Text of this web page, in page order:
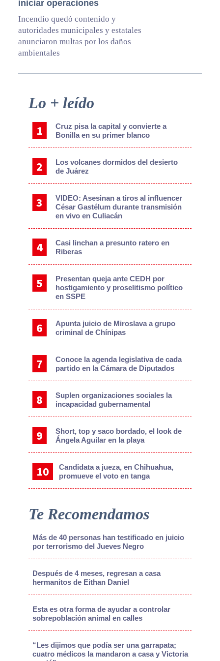
iniciar operaciones
Incendio quedó contenido y
autoridades municipales y estatales
anunciaron multas por los daños
ambientales
Primary
Sidebar
Lo + leído
Cruz pisa la capital y convierte a
Bonilla en su primer blanco
Los volcanes dormidos del desierto
de Juárez
VIDEO: Asesinan a tiros al influencer
César Gastélum durante transmisión
en vivo en Culiacán
Casi linchan a presunto ratero en
Riberas
Presentan queja ante CEDH por
hostigamiento y proselitismo político
en SSPE
Apunta juicio de Miroslava a grupo
criminal de Chínipas
Conoce la agenda legislativa de cada
partido en la Cámara de Diputados
Suplen organizaciones sociales la
incapacidad gubernamental
Short, top y saco bordado, el look de
Ángela Aguilar en la playa
Candidata a jueza, en Chihuahua,
promueve el voto en tanga
Te Recomendamos
Más de 40 personas han testificado en juicio
por terrorismo del Jueves Negro
Después de 4 meses, regresan a casa
hermanitos de Eithan Daniel
Esta es otra forma de ayudar a controlar
sobrepoblación animal en calles
“Les dijimos que podía ser una garrapata;
cuatro médicos la mandaron a casa y Victoria